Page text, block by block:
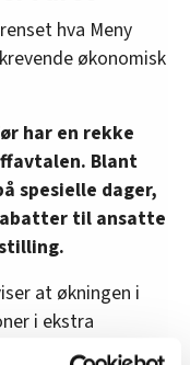
hva Meny
økonomisk
har en rekke
Blant
spesielle dager,
til ansatte
at økningen i
i ekstra
ansatte.